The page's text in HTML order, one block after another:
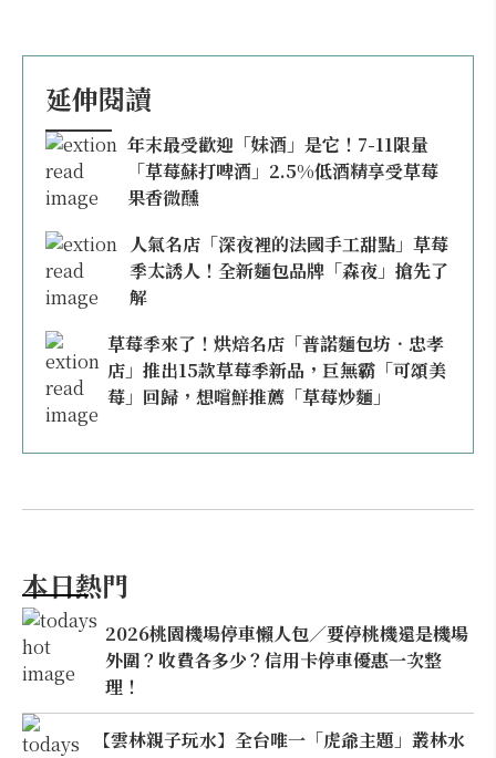
延伸閱讀
年末最受歡迎「妹酒」是它！7-11限量
「草莓蘇打啤酒」2.5%低酒精享受草莓
果香微醺
人氣名店「深夜裡的法國手工甜點」草莓
季太誘人！全新麵包品牌「森夜」搶先了
解
草莓季來了！烘焙名店「普諾麵包坊．忠孝
店」推出15款草莓季新品，巨無霸「可頌美
莓」回歸，想嚐鮮推薦「草莓炒麵」
本日熱門
2026桃園機場停車懶人包／要停桃機還是機場
外圍？收費各多少？信用卡停車優惠一次整
理！
【雲林親子玩水】全台唯一「虎爺主題」叢林水